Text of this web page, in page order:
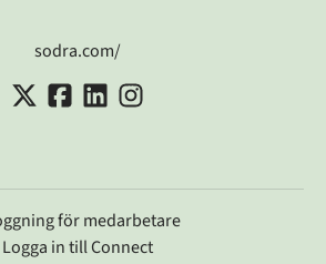
sodra.com/
för medarbetare
Logga in till Connect